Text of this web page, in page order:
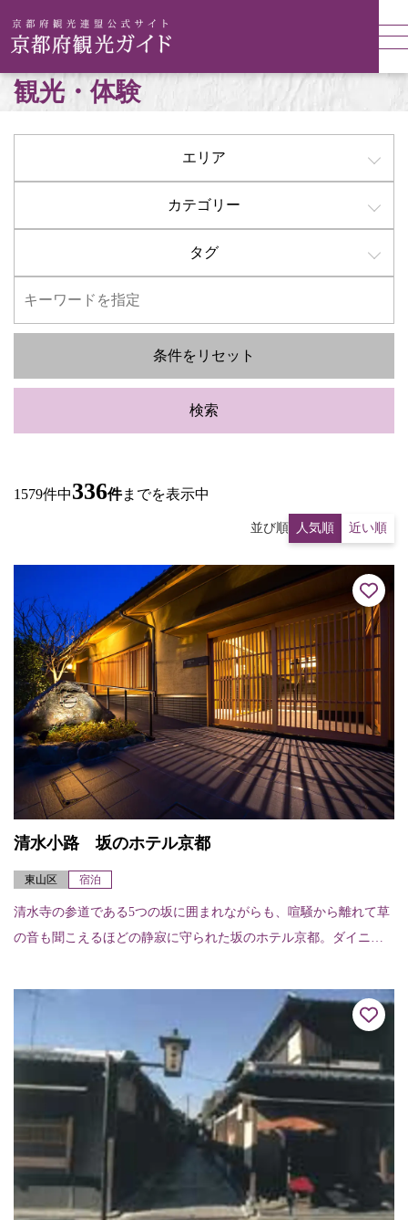
観光・体験
エリア
カテゴリー
タグ
条件をリセット
検索
1579件中336件までを表示中
並び順 人気順 近い順
清水小路 坂のホテル京都
東山区 宿泊
清水寺の参道である5つの坂に囲まれながらも、喧騒から離れて草
の音も聞こえるほどの静寂に守られた坂のホテル京都。ダイニン
志摩・淡路」からの...